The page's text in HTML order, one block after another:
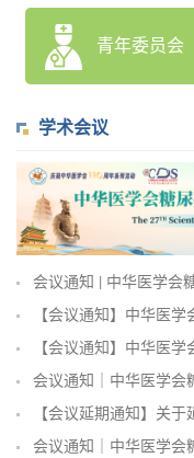
青年委员会
学术会议
【会议通知】中华医